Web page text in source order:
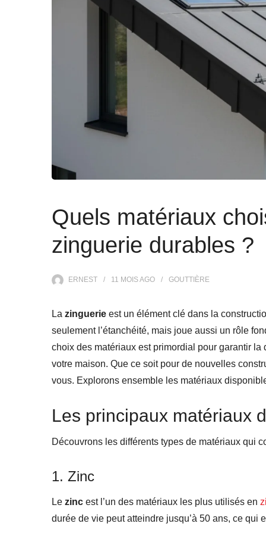
Quels matériaux
zinguerie durables ?
ERNEST 11 MOISAGO GOUTTIÈRE
La zinguerie est un élément clé dans la
seulement l’étanchéité, mais joue aussi un rôle
choix des matériaux est primordial pour garantir
votre maison. Que ce soit pour de nouvelles
vous. Explorons ensemble les matériaux
Les principaux matériaux
Découvrons les différents types de matériaux qui
1. Zinc
Le zinc est l’un des matériaux les plus utilisés en
durée de vie peut atteindre jusqu’à 50 ans, ce